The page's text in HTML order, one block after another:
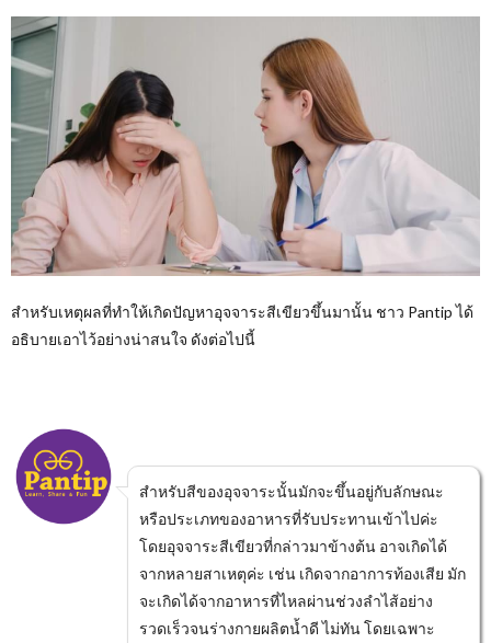
สำหรับเหตุผลที่ทำให้เกิดปัญหาอุจจาระสีเขียวขึ้นมานั้น ชาว Pantip ได้
อธิบายเอาไว้อย่างน่าสนใจ ดังต่อไปนี้
สำหรับสีของอุจจาระนั้นมักจะขึ้นอยู่กับลักษณะ
หรือประเภทของอาหารที่รับประทานเข้าไปค่ะ
โดยอุจจาระสีเขียวที่กล่าวมาข้างต้น อาจเกิดได้
จากหลายสาเหตุค่ะ เช่น เกิดจากอาการท้องเสีย มัก
จะเกิดได้จากอาหารที่ไหลผ่านช่วงลำไส้อย่าง
รวดเร็วจนร่างกายผลิตน้ำดี ไม่ทัน โดยเฉพาะ